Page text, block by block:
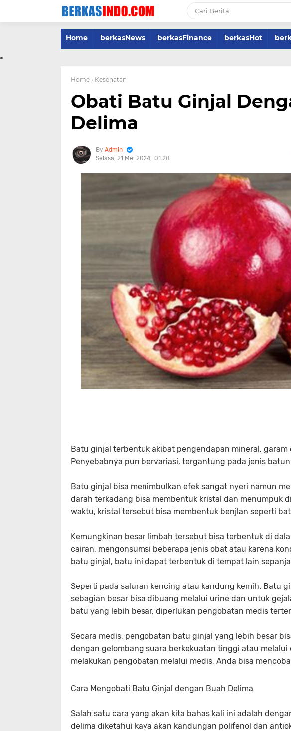
Home berkasNews berkasFinance berkasHot
.
Home › Kesehatan
Obati Batu Ginjal
Delima
Admin
Selasa, 21 Mei 2024 01.28
Batu ginjal terbentuk akibat pengendapan mineral, garam
Penyebabnya pun bervariasi, tergantung pada jenis
Batu ginjal bisa menimbulkan efek sangat nyeri namun
darah terkadang bisa membentuk kristal dan menumpuk
waktu, kristal tersebut bisa membentuk benjlan seperti
Kemungkinan besar limbah tersebut bisa terbentuk di
cairan, mengonsumsi beberapa jenis obat atau karena
batu ginjal, batu ini dapat terbentuk di tempat lain
Seperti pada saluran kencing atau kandung kemih. Batu
sebagian besar bisa dibuang melalui urine dan untuk
batu yang lebih besar, diperlukan pengobatan medis
Secara medis, pengobatan batu ginjal yang lebih besar
dengan gelombang suara berkekuatan tinggi atau melalui
melakukan pengobatan melalui medis, Anda bisa
Cara Mengobati Batu Ginjal dengan Buah Delima
Salah satu cara yang akan kita bahas kali ini adalah
delima diketahui kaya akan kandungan polifenol dan